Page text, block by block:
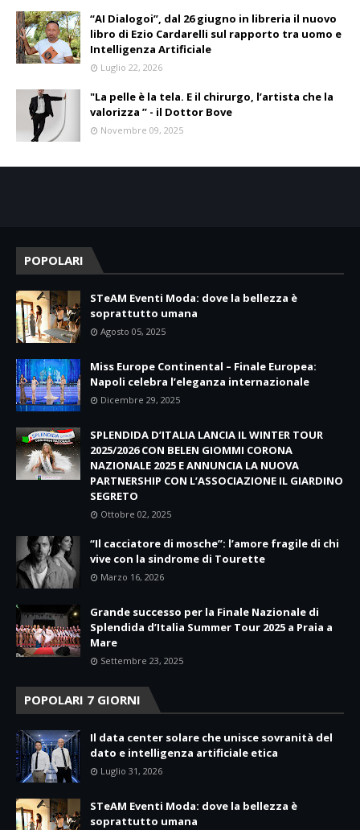
“AI Dialogoi”, dal 26 giugno in libreria il nuovo
libro di Ezio Cardarelli sul rapporto tra uomo e
Intelligenza Artificiale
Luglio 22, 2026
"La pelle è la tela. E il chirurgo, l’artista che la
valorizza ” - il Dottor Bove
Novembre 09, 2025
POPOLARI
STeAM Eventi Moda: dove la bellezza è
soprattutto umana
Agosto 05, 2025
Miss Europe Continental – Finale Europea:
Napoli celebra l’eleganza internazionale
Dicembre 29, 2025
SPLENDIDA D’ITALIA LANCIA IL WINTER TOUR
2025/2026 CON BELEN GIOMMI CORONA
NAZIONALE 2025 E ANNUNCIA LA NUOVA
PARTNERSHIP CON L’ASSOCIAZIONE IL GIARDINO
SEGRETO
Ottobre 02, 2025
“Il cacciatore di mosche”: l’amore fragile di chi
vive con la sindrome di Tourette
Marzo 16, 2026
Grande successo per la Finale Nazionale di
Splendida d’Italia Summer Tour 2025 a Praia a
Mare
Settembre 23, 2025
POPOLARI 7 GIORNI
Il data center solare che unisce sovranità del
dato e intelligenza artificiale etica
Luglio 31, 2026
STeAM Eventi Moda: dove la bellezza è
soprattutto umana